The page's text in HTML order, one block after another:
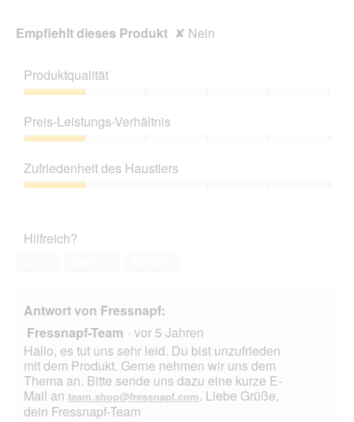
Empfiehlt dieses Produkt ✘ Nein
Produktqualität
1
von
5
Preis-Leistungs-Verhältnis
Leistungs-
Verhältnis,
1
Zufriedenheit des Haustiers
1
Hilfreich?
Antwort von Fressnapf:
Fressnapf-Team · vor 5 Jahren
Hallo, es tut uns sehr leid. Du bist unzufrieden
mit dem Produkt. Gerne nehmen wir uns dem
Thema an. Bitte sende uns dazu eine kurze E-
Mail an team.shop@fressnapf.com. Liebe Grüße,
dein Fressnapf-Team